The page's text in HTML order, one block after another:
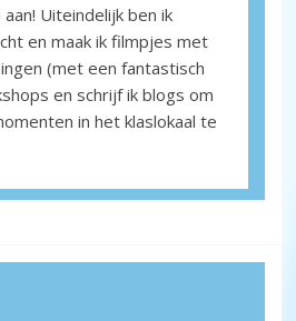
Uiteindelijk ben ik
en maak ik filmpjes met
(met een fantastisch
en schrijf ik blogs om
in het klaslokaal te